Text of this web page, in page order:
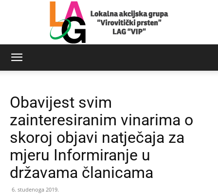
Virovitički
prsten
Obavijest svim
zainteresiranim vinarima o
skoroj objavi natječaja za
mjeru Informiranje u
državama članicama
6. studenoga 2019.